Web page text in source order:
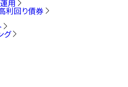
用
利回り債券
グ